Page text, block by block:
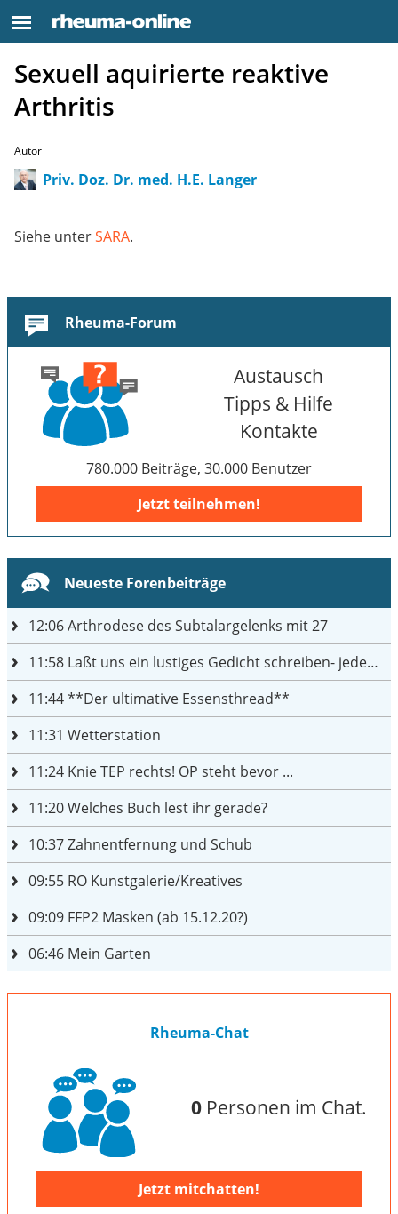
Sexuell aquirierte reaktive
Arthritis
Autor
Priv. Doz. Dr. med. H.E. Langer
Siehe unterSARA.
Rheuma-Forum
Austausch
Tipps & Hilfe
Kontakte
780.000 Beiträge, 30.000 Benutzer
Jetzt teilnehmen!
Neueste Forenbeiträge
12:06Arthrodese des Subtalargelenks mit 27
11:58 Laßt uns ein lustiges Gedicht schreiben- jeder einen Satz
11:44**Der ultimative Essensthread**
11:31 Wetterstation
11:24 Knie TEP rechts! OP steht bevor ...
11:20Welches Buch lest ihr gerade?
10:37Zahnentfernung und Schub
09:55 RO Kunstgalerie/Kreatives
09:09 FFP2 Masken (ab 15.12.20?)
06:46 Mein Garten
Rheuma-Chat
0Personen im Chat.
Jetzt mitchatten!